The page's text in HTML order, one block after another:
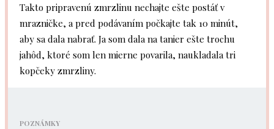
Takto pripravenú zmrzlinu nechajte ešte postáť v
mrazničke, a pred podávaním počkajte tak 10 minút,
aby sa dala nabrať. Ja som dala na tanier ešte trochu
jahôd, ktoré som len mierne povarila, naukladala tri
kopčeky zmrzliny.
POZNÁMKY